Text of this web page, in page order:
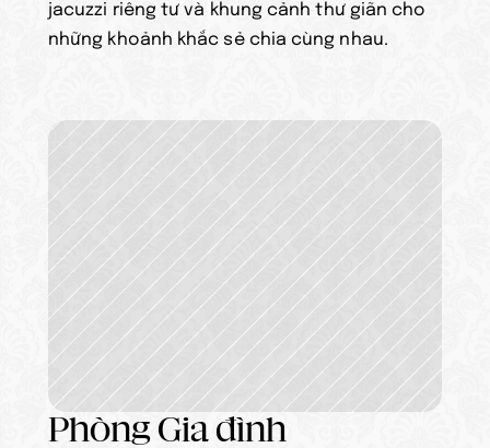
jacuzzi riêng tư và khung cảnh thư giãn cho
những khoảnh khắc sẻ chia cùng nhau.
Phòng Gia đình